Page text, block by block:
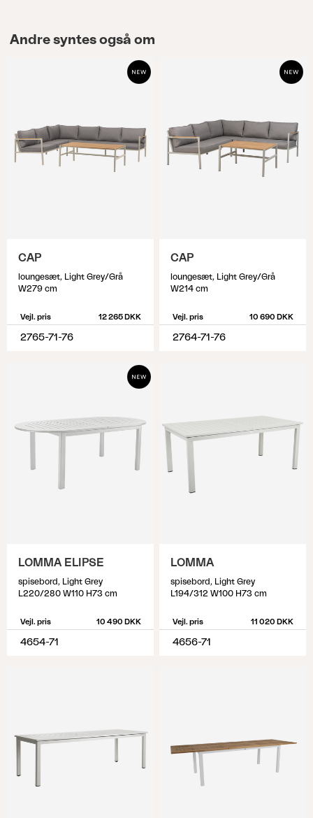
Andre syntes også om
CAP
loungesæt, Light Grey/Grå
W279 cm
Vejl. pris 12 265 DKK
2765-71-76
CAP
loungesæt, Light Grey/Grå
W214 cm
Vejl. pris 10 690 DKK
2764-71-76
LOMMA ELIPSE
spisebord, Light Grey
L220/280 W110 H73 cm
Vejl. pris 10 490 DKK
4654-71
LOMMA
spisebord, Light Grey
L194/312 W100 H73 cm
Vejl. pris 11 020 DKK
4656-71